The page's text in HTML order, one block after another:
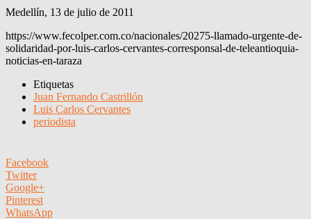
Medellín, 13 de julio de 2011
https://www.fecolper.com.co/nacionales/20275-llamado-urgente-de-
solidaridad-por-luis-carlos-cervantes-corresponsal-de-teleantioquia-
noticias-en-taraza
Etiquetas
Juan Fernando Castrillón
Luis Carlos Cervantes
periodista
Facebook
Twitter
Google+
Pinterest
WhatsApp